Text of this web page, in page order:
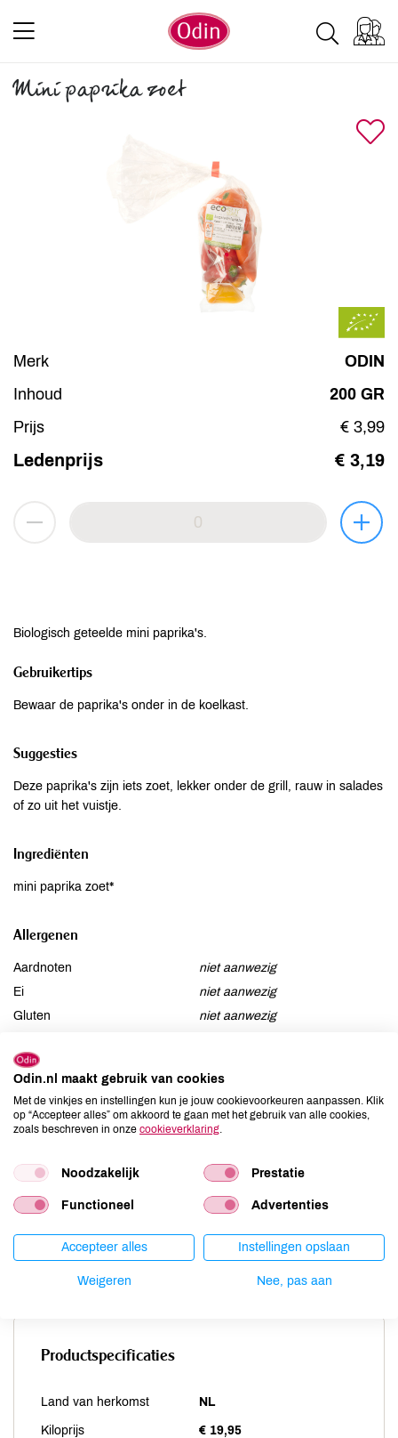
Mini paprika zoet
Merk
ODIN
Inhoud
200 GR
Prijs
€ 3,99
Ledenprijs € 3,19
Biologisch geteelde mini paprika's.
Gebruikertips
Bewaar de paprika's onder in de koelkast.
Suggesties
Deze paprika's zijn iets zoet, lekker onder de grill, rauw in salades
of zo uit het vuistje.
Ingrediënten
mini paprika zoet*
Allergenen
Aardnoten
niet aanwezig
Ei
niet aanwezig
Gluten
niet aanwezig
Lupine
Noten
niet aanwezig
Schaaldieren
niet aanwezig
Sesam
niet aanwezig
Soja
niet aanwezig
Weekdieren
niet aanwezig
Zwaveldioxide / sulfieten
niet aanwezig
Productspecificaties
Land van herkomst NL
Kiloprijs € 19,95
Odin.nl maakt gebruik van cookies
Met de vinkjes en instellingen kun je jouw cookievoorkeuren aanpassen. Klik
op “Accepteer alles” om akkoord te gaan met het gebruik van alle cookies,
zoals beschreven in onze cookieverklaring.
Noodzakelijk Prestatie
Functioneel Advertenties
Accepteer alles Instellingen opslaan
Weigeren Nee, pas aan